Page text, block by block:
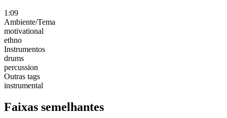
1:09
Ambiente/Tema
motivational
ethno
Instrumentos
drums
percussion
Outras tags
instrumental
Faixas semelhantes